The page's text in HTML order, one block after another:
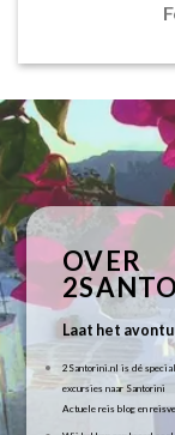
OVER
Laat het
2Santorini.nl is dé
excursies naar Santorini
Actuele reis blog en